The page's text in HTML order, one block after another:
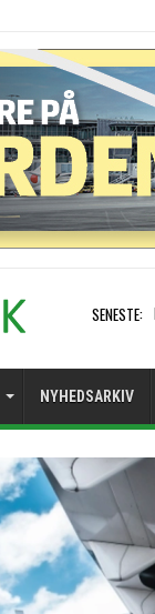
SENESTE:
NYHEDSARKIV